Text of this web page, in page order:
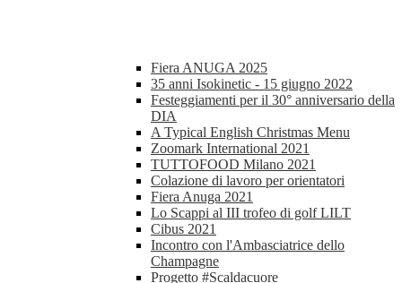
Fiera ANUGA 2025
35 anni Isokinetic - 15 giugno 2022
Festeggiamenti per il 30° anniversario della
DIA
A Typical English Christmas Menu
Zoomark International 2021
TUTTOFOOD Milano 2021
Colazione di lavoro per orientatori
Fiera Anuga 2021
Lo Scappi al III trofeo di golf LILT
Cibus 2021
Incontro con l'Ambasciatrice dello
Champagne
Progetto #Scaldacuore